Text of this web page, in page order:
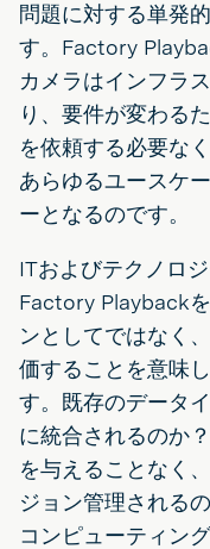
問題に対する単発
す。Factory
カメラはインフラ
り、要件が変わる
を依頼する必要な
あらゆるユースケ
ーとなるのです。
ITおよびテクノロ
Factory Playback
ンとしてではなく
価することを意味
す。既存のデータ
に統合されるのか
を与えることなく
ジョン管理される
コンピューティン